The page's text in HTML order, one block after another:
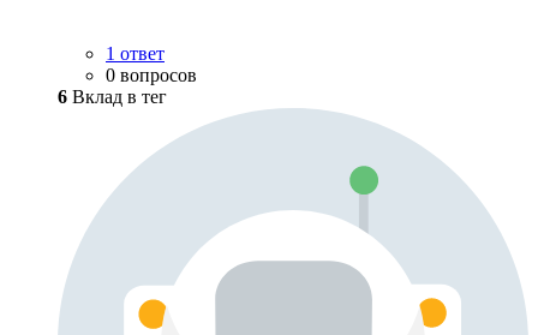
1 ответ
0 вопросов
6 Вклад в тег